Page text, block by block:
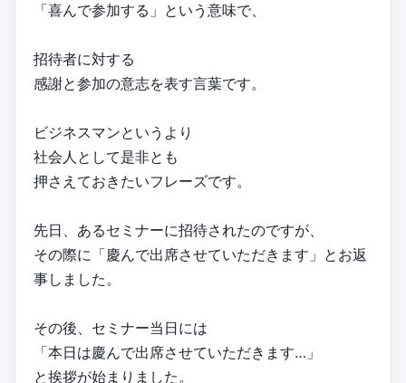
「喜んで参加する」という意味で、
招待者に対する
感謝と参加の意志を表す言葉です。
ビジネスマンというより
社会人として是非とも
押さえておきたいフレーズです。
先日、あるセミナーに招待されたのですが、
その際に「慶んで出席させていただきます」とお返
事しました。
その後、セミナー当日には
「本日は慶んで出席させていただきます…」
と挨拶が始まりました。